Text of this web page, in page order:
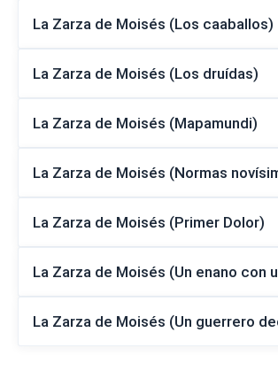
La Zarza de Moisés (Los caaballos)
La Zarza de Moisés (Los druídas)
La Zarza de Moisés (Mapamundi)
La Zarza de Moisés (Normas
La Zarza de Moisés (Primer Dolor)